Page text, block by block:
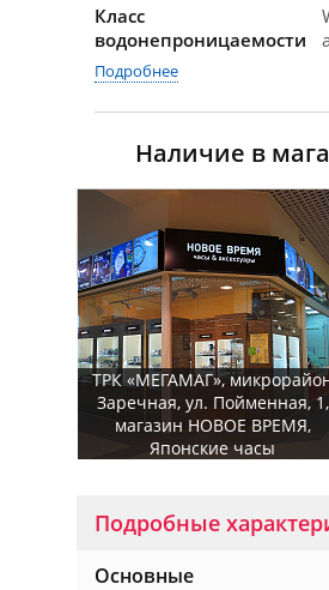
Класс
водонепроницаемости
Подробнее
Наличие в
ТРК «МЕГАМАГ»,
Заречная, ул. Пойменная, 1,
магазин НОВОЕ ВРЕМЯ,
Японские часы
Подробные
Основные